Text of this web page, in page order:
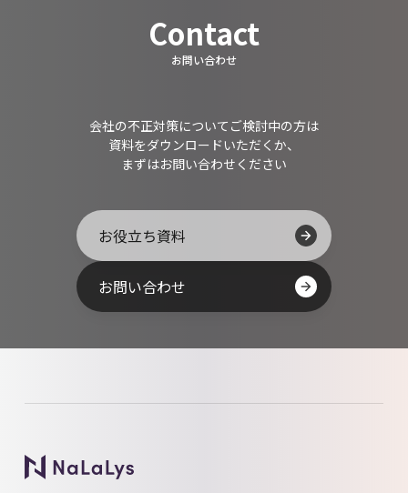
Contact
お問い合わせ
会社の不正対策についてご検討中の方は
資料をダウンロードいただくか、
まずはお問い合わせください
お役立ち資料
お問い合わせ